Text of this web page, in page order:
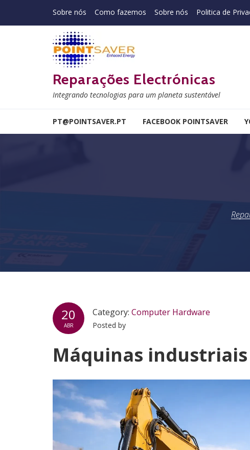
Sobre nós Como fazemos Sobre nós Politica de
Reparações Electrónicas
Integrando tecnologias para um planeta sustentável
PT@POINTSAVER.PT FACEBOOK POINTSAVER
20
ABR
Category: Computer Hardware
Posted by
Máquinas